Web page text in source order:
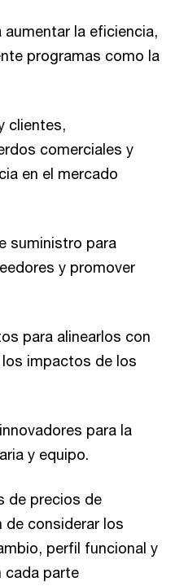
aumentar la eficiencia,
programas como la
clientes,
comerciales y
en el mercado
suministro para
y promover
para alinearlos con
impactos de los
para la
y equipo.
de precios de
de considerar los
perfil funcional y
cada parte